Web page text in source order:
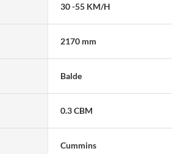
30 -55 KM/H
2170 mm
Balde
0.3 CBM
Cummins